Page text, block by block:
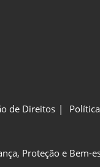
de Direitos
Proteção e Bem-